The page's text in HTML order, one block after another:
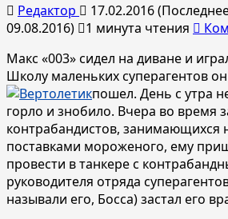
Редактор
17.02.2016
09.08.2016)
1 минута чтения
Макс «003» сидел на диване и
Школу маленьких суперагентов
пошел. День с утра
горло и знобило. Вчера во время
контрабандистов, занимающихся
поставками мороженого, ему
провести в танкере с
руководителя отряда
называли его, Босса) застал его